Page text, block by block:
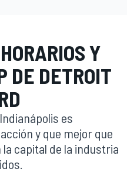
Y
DE DETROIT
es
y que mejor que
capital de la industria